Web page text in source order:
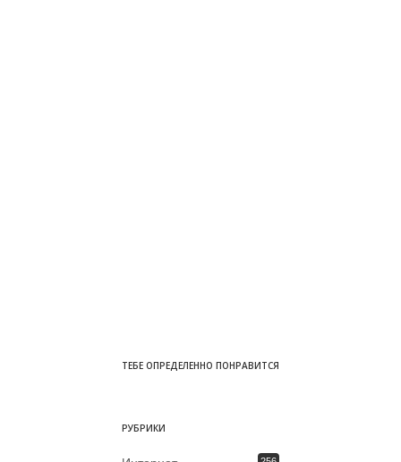
ТЕБЕ ОПРЕДЕЛЕННО ПОНРАВИТСЯ
РУБРИКИ